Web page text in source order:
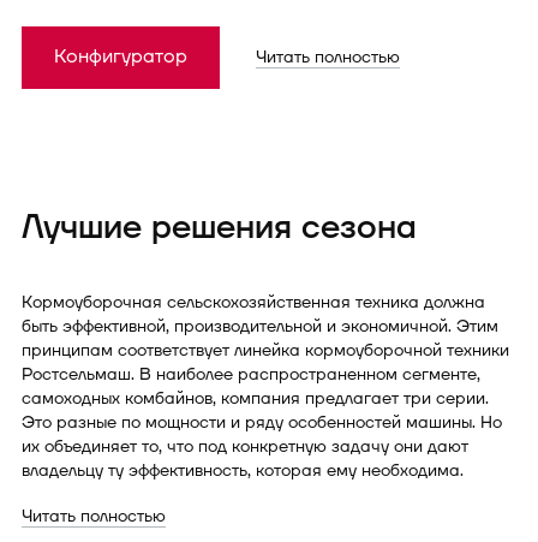
Конфигуратор Читать полностью
Лучшие решения сезона
Кормоуборочная сельскохозяйственная техника должна
быть эффективной, производительной и экономичной. Этим
принципам соответствует линейка кормоуборочной техники
Ростсельмаш. В наиболее распространенном сегменте,
самоходных комбайнов, компания предлагает три серии.
Это разные по мощности и ряду особенностей машины. Но
их объединяет то, что под конкретную задачу они дают
владельцу ту эффективность, которая ему необходима.
Читать полностью